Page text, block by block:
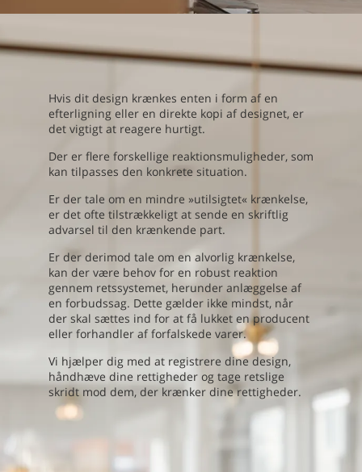
Hvis dit design krænkes enten i form af en
efterligning eller en direkte kopi af designet, er
det vigtigt at reagere hurtigt.
Der er flere forskellige reaktionsmuligheder, som
kan tilpasses den konkrete situation.
Er der tale om en mindre »utilsigtet« krænkelse,
er det ofte tilstrækkeligt at sende en skriftlig
advarsel til den krænkende part.
Er der derimod tale om en alvorlig krænkelse,
kan der være behov for en robust reaktion
gennem retssystemet, herunder anlæggelse af
en forbudssag. Dette gælder ikke mindst, når
der skal sættes ind for at få lukket en producent
eller forhandler af forfalskede varer.
Vi hjælper dig med at registrere dine design,
håndhæve dine rettigheder og tage retslige
skridt mod dem, der krænker dine rettigheder.